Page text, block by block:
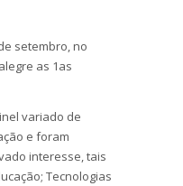
setembro, no
as 1as
variado de
e foram
interesse, tais
Tecnologias